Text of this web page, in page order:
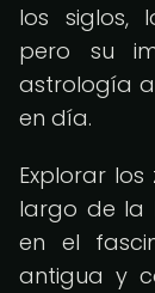
los siglos,
pero su
astrología
en día.
Explorar
largo de la
en el
antigua y